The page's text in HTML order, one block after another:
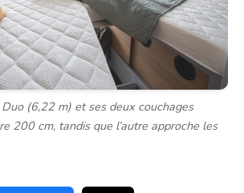
(6,22 m) et ses deux couchages
200 cm, tandis que l’autre approche les